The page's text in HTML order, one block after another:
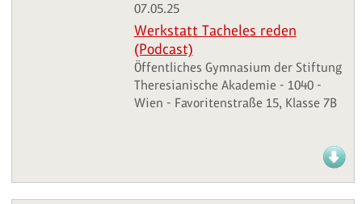
07.05.25
Werkstatt Tacheles reden
(Podcast)
Öffentliches Gymnasium der Stiftung
Theresianische Akademie - 1040 -
Wien - Favoritenstraße 15, Klasse 7B